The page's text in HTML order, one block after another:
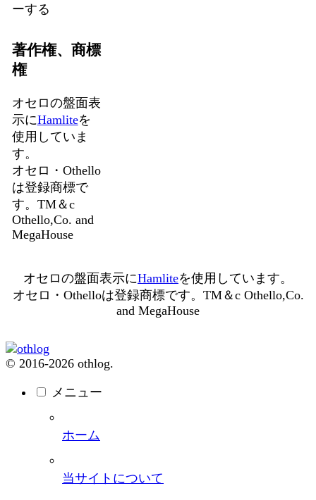
ーする
著作権、商標
権
オセロの盤面表
示にHamliteを
使用していま
す。
オセロ・Othello
は登録商標で
す。TM＆c
Othello,Co. and
MegaHouse
オセロの盤面表示にHamliteを使用しています。
オセロ・Othelloは登録商標です。TM＆c Othello,Co.
and MegaHouse
© 2016-2026 othlog.
メニュー
ホーム
当サイトについて